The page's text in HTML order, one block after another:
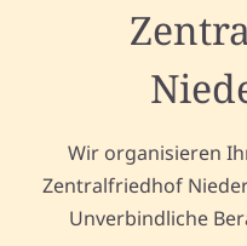
Wir organisieren
Zentralfriedhof
Unverbindliche